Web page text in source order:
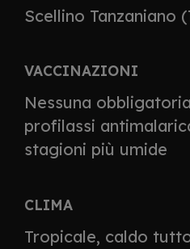
Scellino Tanzaniano
VACCINAZIONI
Nessuna
profilassi
stagioni più umide
CLIMA
Tropicale, caldo